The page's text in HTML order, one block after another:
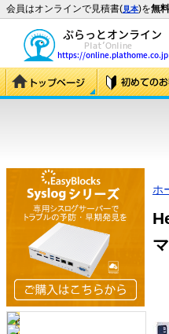
会員はオンラインで見積書(見本)を無
ホ